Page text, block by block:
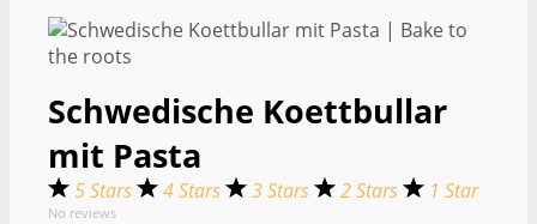
Schwedische Koettbullar
mit Pasta
5 Stars 4 Stars 3 Stars 2 Stars 1 Star
No reviews